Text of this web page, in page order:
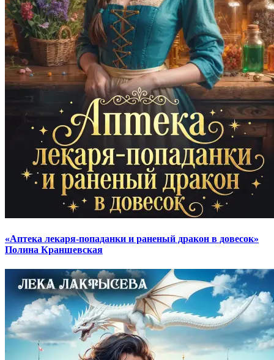
«Аптека лекаря-попаданки и раненый дракон в довесок»
Полина Краншевская